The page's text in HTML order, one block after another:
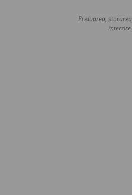
Preluarea,